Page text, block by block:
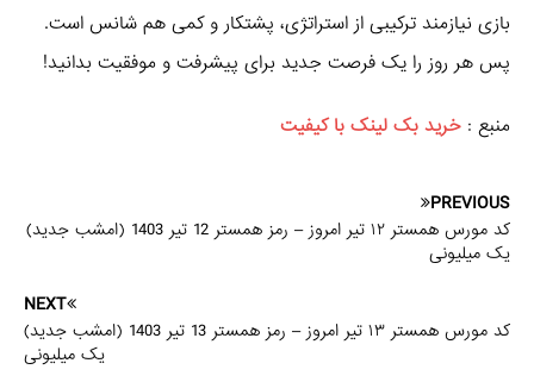
بازی نیازمند ترکیبی از استراتژی، پشتکار و کمی هم شانس است.
پس هر روز را یک فرصت جدید برای پیشرفت و موفقیت بدانید!
منبع : خرید بک لینک با کیفیت
PREVIOUS
کد مورس همستر ۱۲ تیر امروز – رمز همستر 12 تیر 1403 (امشب جدید)
یک میلیونی
NEXT
کد مورس همستر ۱۳ تیر امروز – رمز همستر 13 تیر 1403 (امشب جدید)
یک میلیونی